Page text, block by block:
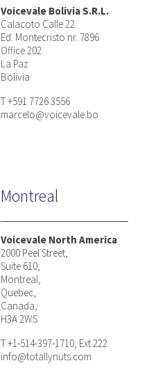
Voicevale Bolivia S.R.L.
Calacoto Calle 22
Ed. Montecristo nr. 7896
Office 202
La Paz
Bolivia
T +591 7726 3556
marcelo@voicevale.bo
Montreal
Voicevale North America
2000 Peel Street,
Suite 610,
Montreal,
Quebec,
Canada,
H3A 2WS
T +1-514-397-1710, Ext 222
info@totallynuts.com